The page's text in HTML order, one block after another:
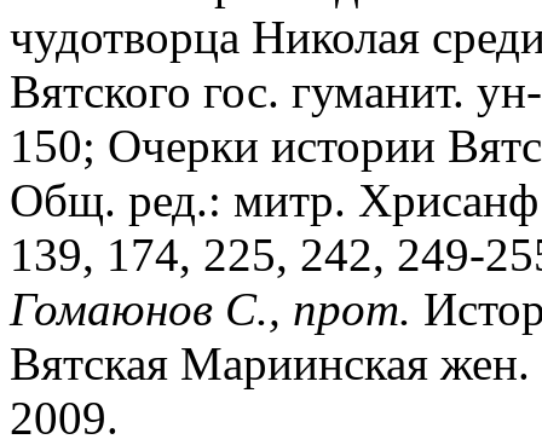
чудотворца Николая
Вятского гос. гуманит.
150; Очерки истории
Общ. ред.: митр.
139, 174, 225, 242, 249-
Гомаюнов С., прот.
Вятская Мариинская жен.
2009.